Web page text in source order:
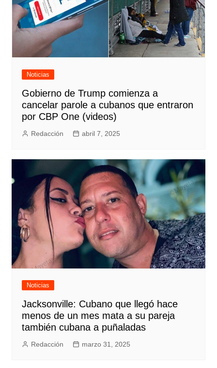
Noticias
Gobierno de Trump comienza a
cancelar parole a cubanos que entraron
por CBP One (videos)
Redacción abril 7, 2025
Noticias
Jacksonville: Cubano que llegó hace
menos de un mes mata a su pareja
también cubana a puñaladas
Redacción marzo 31, 2025